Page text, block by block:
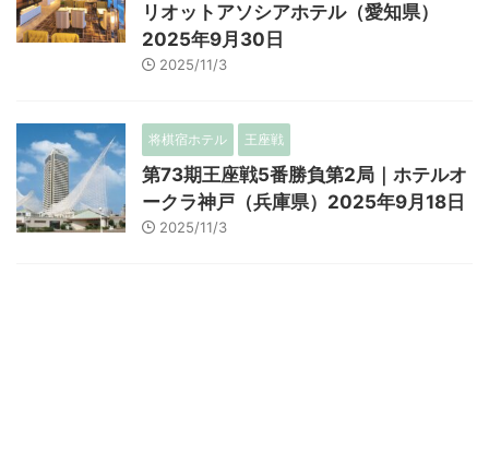
リオットアソシアホテル（愛知県）
2025年9月30日
2025/11/3
将棋宿ホテル 王座戦
第73期王座戦5番勝負第2局｜ホテルオ
ークラ神戸（兵庫県）2025年9月18日
2025/11/3